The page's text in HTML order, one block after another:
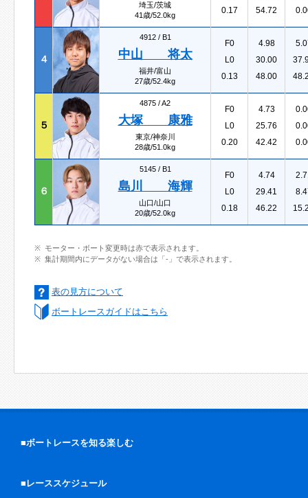
埼玉/茨城
41歳/52.0kg
0.17
54.72
４
4912 / B1
中山 将太
福井/富山
27歳/52.4kg
F0
L0
0.13
4.98
30.00
48.00
５
4875 /A2
大塚 康雅
東京/神奈川
28歳/51.0kg
F0
L0
0.20
4.73
25.76
42.42
６
5145 / B1
島川 海輝
山口/山口
20歳/52.0kg
F0
L0
0.18
4.74
29.41
46.22
モーター・ボート変更時は赤で表示されます。
集計期間内にデータがない場合は「-」で表示されます。
表の見方について
ボートレースガイドはこちら
■ボートレースを知る楽しむ
■レーススケジュール